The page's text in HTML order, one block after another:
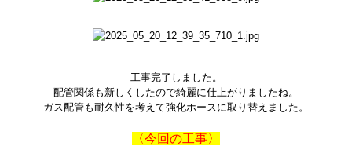
工事完了しました。
配管関係も新しくしたので綺麗に仕上がりましたね。
ガス配管も耐久性を考えて強化ホースに取り替えました。
〈今回の工事〉